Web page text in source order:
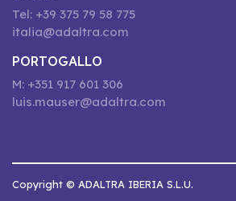
Tel: +39 375 79 58 775
italia@adaltra.com
PORTOGALLO
M: +351 917 601 306
luis.mauser@adaltra.com
Copyright © ADALTRA IBERIA S.L.U.